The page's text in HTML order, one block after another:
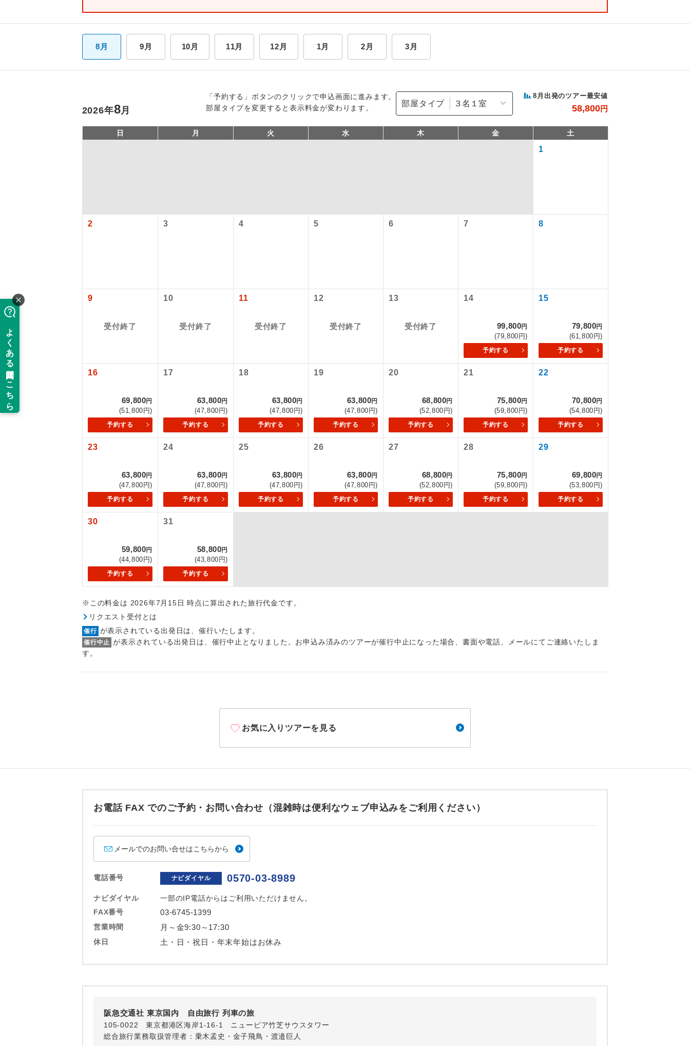
8月 9月 10月 11月 12月 1月 2月 3月
「予約する」ボタンのクリックで申込画面に進みます。
部屋タイプを変更すると表示料金が変わります。
部屋タイプ
8 月出発のツアー最安値
58,800円
2026年8月
日 月 火 水 木 金 土
1
2 3 4 5 6 7 8
9
受付終了
10
受付終了
11
受付終了
12
受付終了
13
受付終了
14
99,800円
(79,800円)
予約する
15
79,800円
(61,800円)
予約する
16
69,800円
(51,800円)
予約する
17
63,800円
(47,800円)
予約する
18
63,800円
(47,800円)
予約する
19
63,800円
(47,800円)
予約する
20
68,800円
(52,800円)
予約する
21
75,800円
(59,800円)
予約する
22
70,800円
(54,800円)
予約する
23
63,800円
(47,800円)
予約する
24
63,800円
(47,800円)
予約する
25
63,800円
(47,800円)
予約する
26
63,800円
(47,800円)
予約する
27
68,800円
(52,800円)
予約する
28
75,800円
(59,800円)
予約する
29
69,800円
(53,800円)
予約する
30
59,800円
(44,800円)
予約する
31
58,800円
(43,800円)
予約する
※この料金は 2026年7月15日 時点に算出された旅行代金です。
リクエスト受付とは
催行 が表示されている出発日は、催行いたします。
催行中止 が表示されている出発日は、催行中止となりました。お申込み済みのツアーが催行中止になった場合、書面や電話、メールにてご連絡いたしま
す。
お気に入りツアーを見る
お電話 FAX でのご予約・お問い合わせ（混雑時は便利なウェブ申込みをご利用ください）
メールでのお問い合せはこちらから
電話番号 ナビダイヤル 0570-03-8989
ナビダイヤル
一部のIP電話からはご利用いただけません。
FAX番号
03-6745-1399
営業時間 月～金9:30～17:30
休日 土・日・祝日・年末年始はお休み
阪急交通社 東京国内 自由旅行 列車の旅
105-0022 東京都港区海岸1-16-1 ニューピア竹芝サウスタワー
総合旅行業務取扱管理者：乗木孟史・金子飛鳥・渡邉巨人
す。
同行します。
新コース 初登場のコースです。
世界遺産
ユネスコに登録されている文化遺産や自然遺産を訪ねるコー
スです。
絶景 絶景スポットに立ち寄るコースです。
露天風呂 ご宿泊ホテルに露天風呂が付いています。
大浴場 ご宿泊ホテルに大浴場が付いています。
お部屋食
周りの音を気にせず、ガイドさんの説明をじっくり聞くこと
ができます。
2名様催行 2名様から出発可能な個人型プランです。
おひとり様バス2席利用